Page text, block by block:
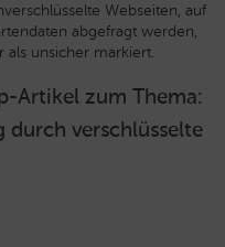
Webseiten, auf
abgefragt werden,
unsicher markiert.
Artikel zum Thema:
durch verschlüsselte